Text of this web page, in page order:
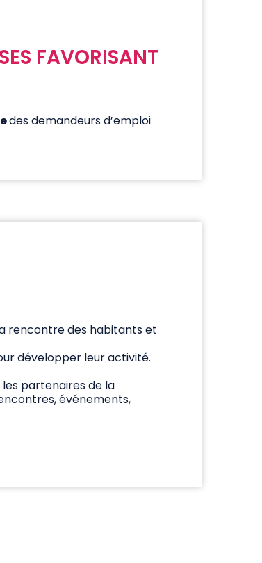
FAVORISANT
des demandeurs d’emploi
rencontre des habitants et
développer leur activité.
partenaires de la
événements,